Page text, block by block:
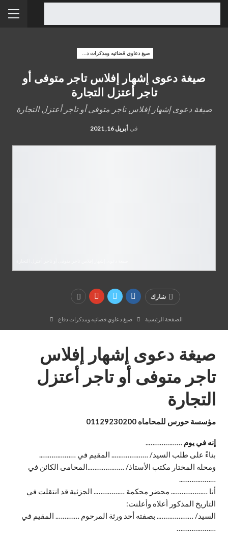
صيغ دعاوي قضائيه ومذكرات دفاع
صيغة دعوى إشهار إفلاس تاجر متوفى أو
تاجر أعتزل التجارة
صيغة دعوى إشهار إفلاس تاجر متوفى أو تاجر أعتزل التجارة
في أبريل 16, 2021
شارك
الصفحة الرئيسية صيغ دعاوي قضائيه ومذكرات دفاع
صيغة دعوى إشهار إفلاس
تاجر متوفى أو تاجر أعتزل
التجارة
مؤسسة حورس للمحاماه 01129230200
إنه في يوم ………………..
بناءً على طلب السيد/ ……………….. المقيم في ………………..
ومحله المختار مكتب الأستاذ/ ………………..المحامى الكائن في
………………..
أنا ……………….. محضر محكمة …………….. الجزئية قد انتقلت في
التاريخ المذكور أعلاه وأعلنت:
السيد/ ……………….. بصفته أحد ورثة المرحوم …………. المقيم في
…………………